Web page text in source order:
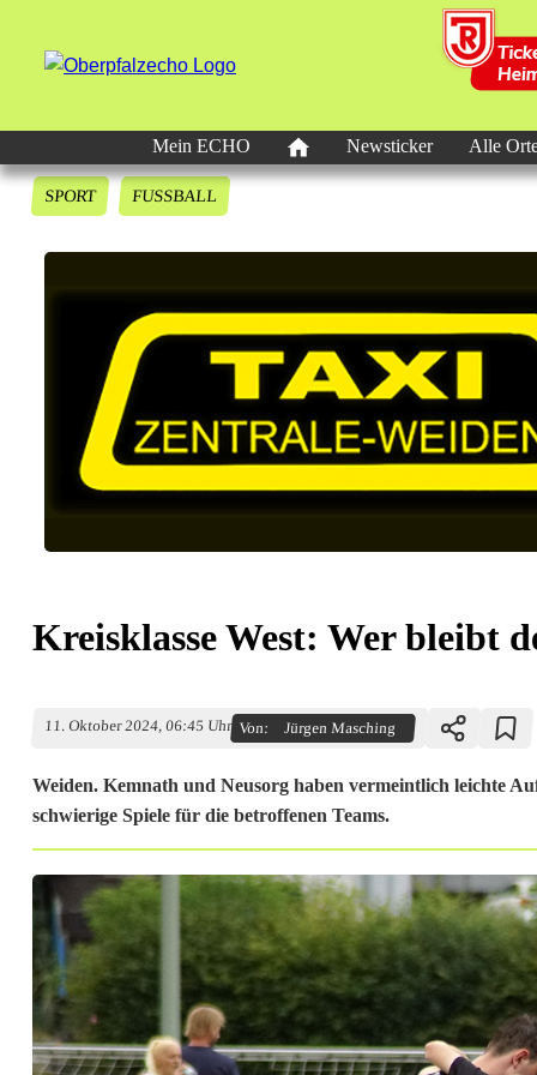
Mein ECHO Newsticker Alle
SPORT FUSSBALL
Kreisklasse West: Wer bleibt
11. Oktober 2024, 06:45 Uhr Von: Jürgen Masching
Weiden. Kemnath und Neusorg haben vermeintlich leichte
schwierige Spiele für die betroffenen Teams.
K
r
e
i